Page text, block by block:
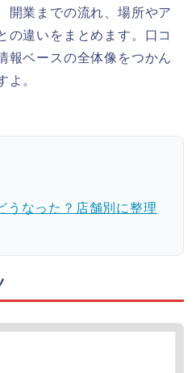
開業までの流れ、場所やア
の違いをまとめます。口コ
報ベースの全体像をつかん
よ。
うなった？店舗別に整理